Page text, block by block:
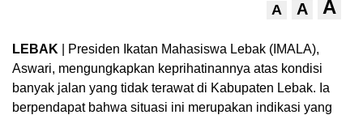
A A A
LEBAK | Presiden Ikatan Mahasiswa Lebak (IMALA),
Aswari, mengungkapkan keprihatinannya atas kondisi
banyak jalan yang tidak terawat di Kabupaten Lebak. Ia
berpendapat bahwa situasi ini merupakan indikasi yang